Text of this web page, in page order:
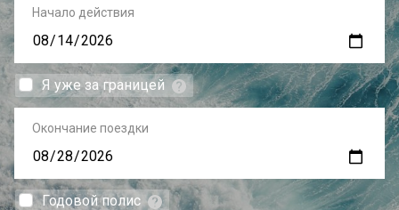
Начало действия
Я уже за границей
Окончание поездки
Годовой полис